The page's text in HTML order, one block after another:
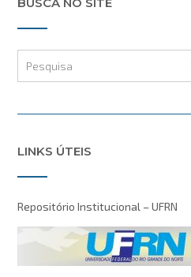
LINKS ÚTEIS
Repositório Institucional – UFRN